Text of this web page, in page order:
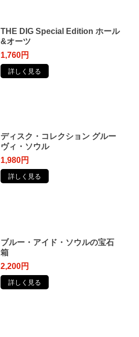
THE DIG Special Edition ホール
&オーツ
1,760円
詳しく見る
ディスク・コレクション グルー
ヴィ・ソウル
1,980円
詳しく見る
ブルー・アイド・ソウルの宝石
箱
2,200円
詳しく見る